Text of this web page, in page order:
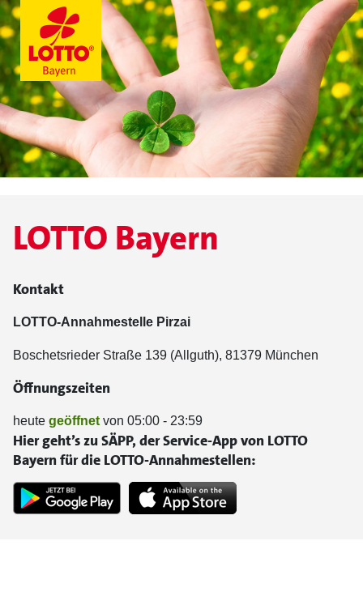
LOTTO Bayern
Kontakt
LOTTO-Annahmestelle Pirzai
Boschetsrieder Straße 139 (Allguth), 81379 München
Öffnungszeiten
heute geöffnet von 05:00 - 23:59
Hier geht’s zu SÄPP, der Service-App von LOTTO
Bayern für die LOTTO-Annahmestellen: